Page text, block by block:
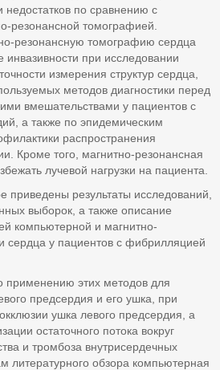
недостатков по сравнению с
резонансной томографией.
резонансную томографию сердца
при исследовании
измерения структур сердца,
методов диагностики перед
вмешательствами у пациентов с
а также по эпидемическим
распространения
Кроме того, магнитно-резонансная
лучевой нагрузки на пациента.
приведены результаты исследований,
выборок, а также описание
компьютерной и магнитно-
сердца у пациентов с фибрилляцией
применению этих методов для
предсердия и его ушка, при
ушка левого предсердия, а
остаточного потока вокруг
и тромбоза внутрисердечных
литературного обзора компьютерная